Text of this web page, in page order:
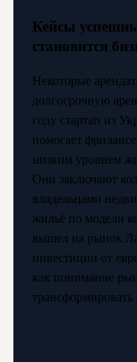
Кейсы
становится
Некоторые
долгосрочную
году стартап из
помогает
низким уровнем
Они заключают
владельцами
жильё по модели
вышел на рынок
инвестиции от
как понимание